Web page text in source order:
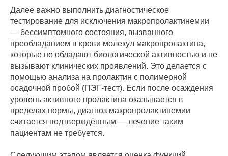
Далее важно выполнить диагностическое
тестирование для исключения макропролактинемии
— бессимптомного состояния, вызванного
преобладанием в крови молекул макропролактина,
которые не обладают биологической активностью и не
вызывают клинических проявлений. Это делается с
помощью анализа на пролактин с полимерной
осадочной пробой (ПЭГ-тест). Если после осаждения
уровень активного пролактина оказывается в
пределах нормы, диагноз макропролактинемии
считается подтверждённым — лечение таким
пациентам не требуется.